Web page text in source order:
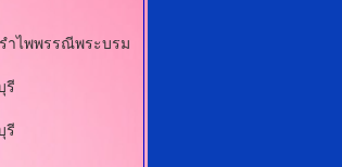
พพรรณีพระบรม
รี
รี